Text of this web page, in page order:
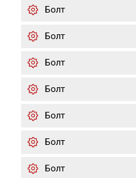
Болт
Болт
Болт
Болт
Болт
Болт
Болт